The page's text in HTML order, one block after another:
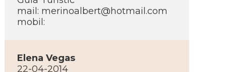
mail: merinoalbert@hotmail.com
mobil:
Elena Vegas
22-04-2014